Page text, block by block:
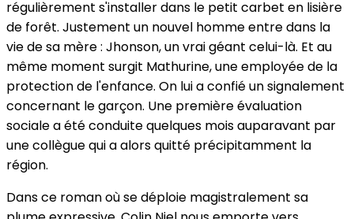
régulièrement s'installer dans le petit carbet en lisière
de forêt. Justement un nouvel homme entre dans la
vie de sa mère : Jhonson, un vrai géant celui-là. Et au
même moment surgit Mathurine, une employée de la
protection de l'enfance. On lui a confié un signalement
concernant le garçon. Une première évaluation
sociale a été conduite quelques mois auparavant par
une collègue qui a alors quitté précipitamment la
région.
Dans ce roman où se déploie magistralement sa